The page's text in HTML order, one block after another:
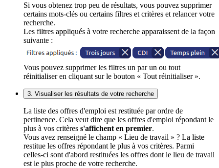
Si vous obtenez trop peu de résultats, vous pouvez supprimer
certains mots-clés ou certains filtres et critères et relancer votre
recherche.
Les filtres appliqués à votre recherche apparaissent de la façon
suivante :
Vous pouvez supprimer les filtres un par un ou tout
réinitialiser en cliquant sur le bouton « Tout réinitialiser ».
3. Visualiser les résultats de votre recherche
La liste des offres d'emploi est restituée par ordre de
pertinence. Cela veut dire que les offres d'emploi répondant le
plus à vos critères s'affichent en premier.
Vous avez renseigné le champ « Lieu de travail » ? La liste
restitue les offres répondant le plus à vos critères. Parmi
celles-ci sont d'abord restituées les offres dont le lieu de travail
est le plus proche de votre recherche.